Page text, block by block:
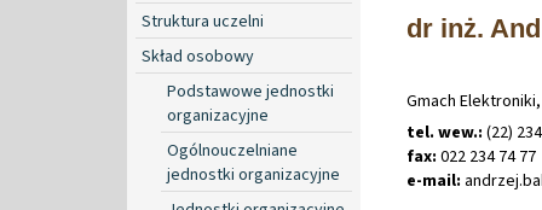
Struktura uczelni
Skład osobowy
Podstawowe jednostki
organizacyjne
Ogólnouczelniane
jednostki organizacyjne
dr inż.
Gmach
tel. wew.: (22)
fax: 022 234 74 77
e-mail: andrzej.